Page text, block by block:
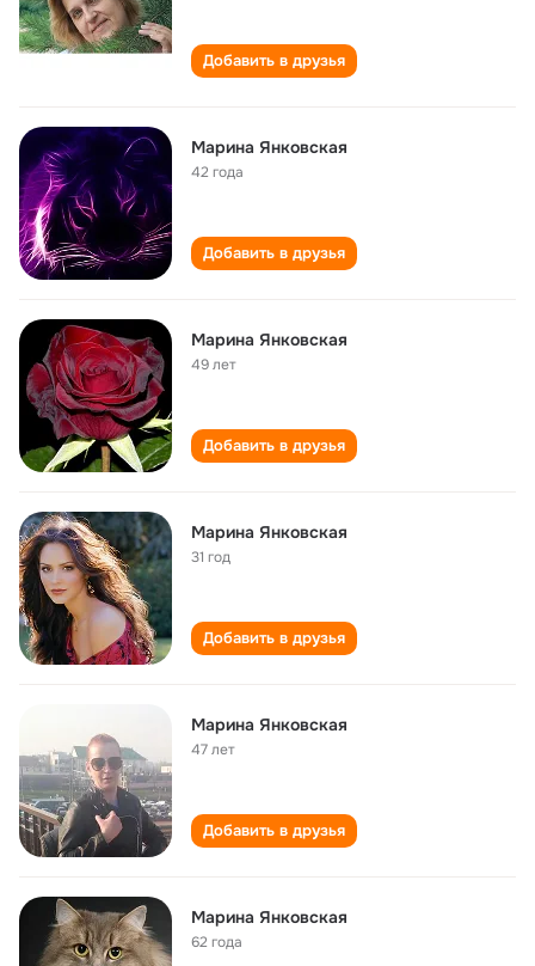
Добавить в друзья
Марина Янковская
42 года
Добавить в друзья
Марина Янковская
49 лет
Добавить в друзья
Марина Янковская
31 год
Добавить в друзья
Марина Янковская
47 лет
Добавить в друзья
Марина Янковская
62 года